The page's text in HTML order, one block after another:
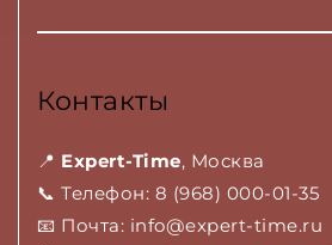
Контакты
📍 Expert-Time, Москва
📞 Телефон: 8 (968) 000-01-35
📧 Почта: info@expert-time.ru